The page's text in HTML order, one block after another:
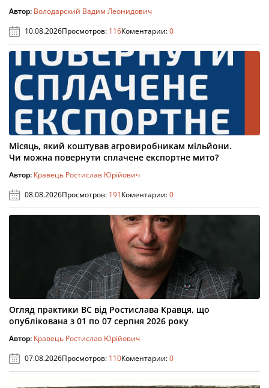
Автор: Володарский Вадим Леонидович
10.08.2026Просмотров: 116Коментарии:0
Місяць, який коштував агровиробникам мільйони.
Чи можна повернути сплачене експортне мито?
Автор: Кравець Ростислав Юрійович
08.08.2026Просмотров: 191Коментарии:0
Огляд практики ВС від Ростислава Кравця, що
опублікована з 01 по 07 серпня 2026 року
Автор: Кравець Ростислав Юрійович
07.08.2026Просмотров: 110Коментарии:0